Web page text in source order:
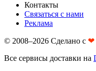
Контакты
Связаться с нами
Реклама
© 2008–2026 Сделано с ❤︎
Все сервисы доставки на